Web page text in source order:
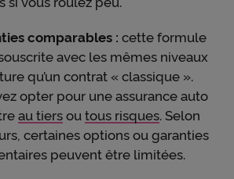
comparables : cette formule
avec les mêmes niveaux
qu’un contrat « classique ».
opter pour une assurance auto
au tiersou tous risques. Selon
certaines options ou garanties
peuvent être limitées.